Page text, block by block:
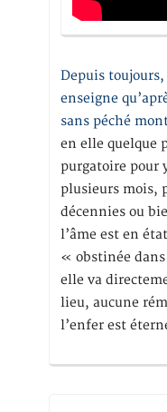
Depuis
enseigne
sans péché
en elle quelque
purgatoire pour
plusieurs mois,
décennies ou
l’âme est en
« obstinée
elle va
lieu, aucune
l’enfer est